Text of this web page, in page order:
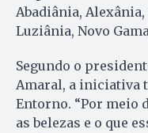
Abadiânia,
Luziânia, Novo
Segundo o
Amaral, a iniciativa
Entorno. “Por meio
as belezas e o que